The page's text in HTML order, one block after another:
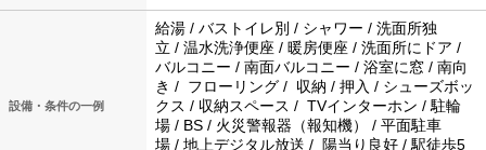
設備・条件の一例
給湯 / バストイレ別 / シャワー / 洗面所独
立 / 温水洗浄便座 / 暖房便座 / 洗面所にドア /
バルコニー / 南面バルコニー / 浴室に窓 / 南向
き / フローリング / 収納 / 押入 / シューズボッ
クス / 収納スペース / TVインターホン / 駐輪
場 / BS / 火災警報器（報知機） / 平面駐車
場 / 地上デジタル放送 / 陽当り良好 / 駅徒歩5